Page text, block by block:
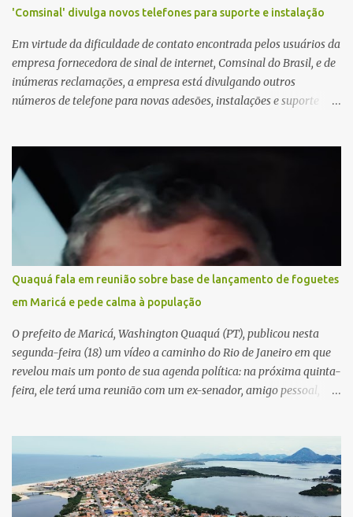
'Comsinal' divulga novos telefones para suporte e instalação
Em virtude da dificuldade de contato encontrada pelos usuários da
empresa fornecedora de sinal de internet, Comsinal do Brasil, e de
inúmeras reclamações, a empresa está divulgando outros
números de telefone para novas adesões, instalações e suporte
Quaquá fala em reunião sobre base de lançamento de foguetes
em Maricá e pede calma à população
O prefeito de Maricá, Washington Quaquá (PT), publicou nesta
segunda-feira (18) um vídeo a caminho do Rio de Janeiro em que
revelou mais um ponto de sua agenda política: na próxima quinta-
feira, ele terá uma reunião com um ex-senador, amigo pessoal,
atenção pela ousadia do projeto, que colocaria Maricá em um
novo patamar de visibilidade tecnológica e estratégica. Segundo
Quaquá, a conversa será o início de um debate maior sobre a
viabilidade dessa estrutura na cidade. Durante o vídeo, o prefeito